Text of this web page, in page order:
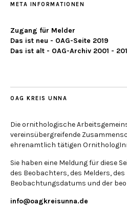
META INFORMATIONEN
Zugang für Melder
Das ist neu - OAG-Seite 2019
Das ist alt - OAG-Archiv 2001 -
OAG KREIS UNNA
Die ornithologische
vereinsübergreifende
ehrenamtlich tätigen
Sie haben eine Meldung für diese
des Beobachters, des Melders,
Beobachtungsdatums und der
info@oagkreisunna.de